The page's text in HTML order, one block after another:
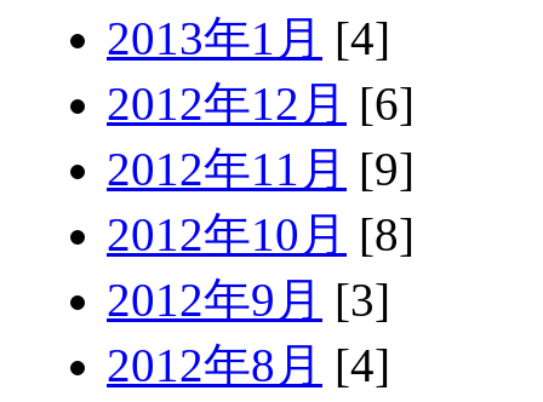
2013年1月 [4]
2012年12月 [6]
2012年11月 [9]
2012年10月 [8]
2012年9月 [3]
2012年8月 [4]